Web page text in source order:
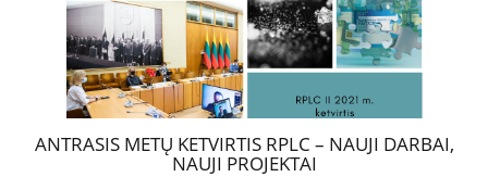
Kita pagalba Lietuvoje
Valstybinės įstaigos
ANTRASIS METŲ KETVIRTIS RPLC – NAUJI DARBAI,
NAUJI PROJEKTAI